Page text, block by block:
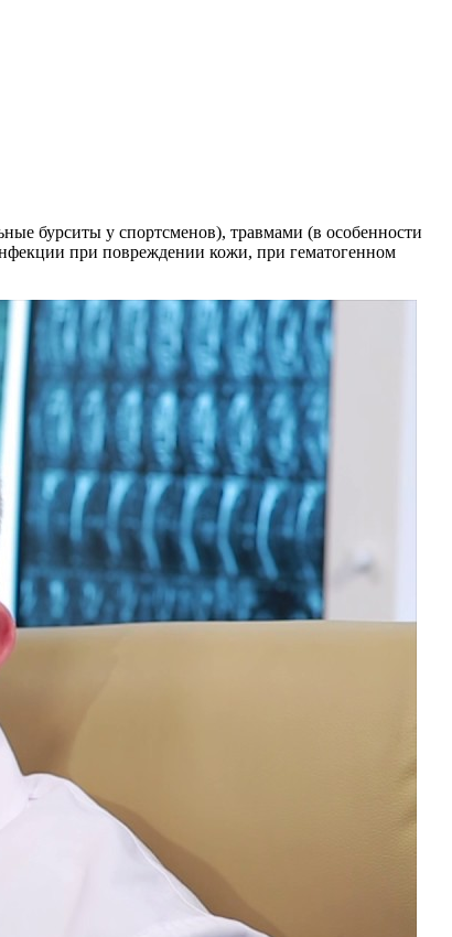
бурситы у спортсменов), травмами (в особенности
при повреждении кожи, при гематогенном